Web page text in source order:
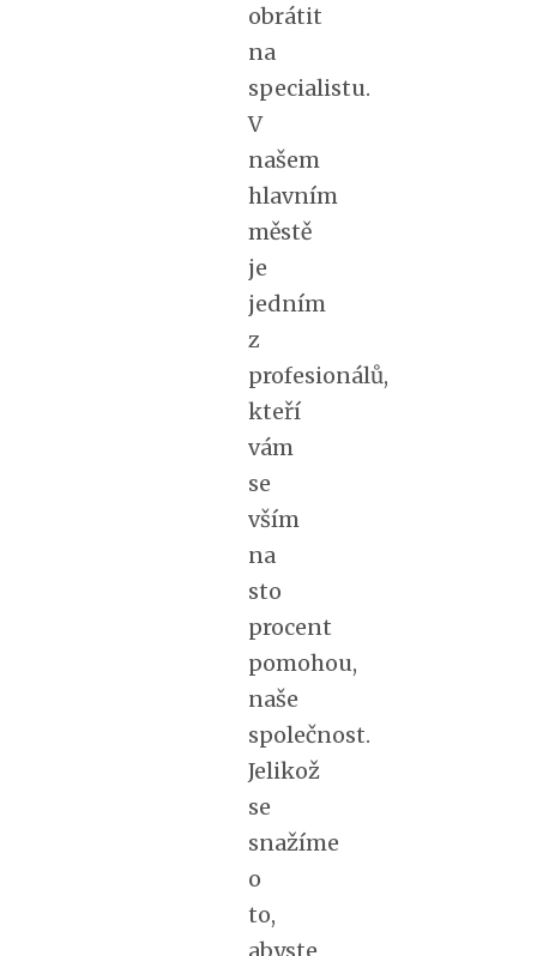
obrátit
na
specialistu.
V
našem
hlavním
městě
je
jedním
z
profesionálů,
kteří
vám
se
vším
na
sto
procent
pomohou,
naše
společnost.
Jelikož
se
snažíme
o
to,
abyste